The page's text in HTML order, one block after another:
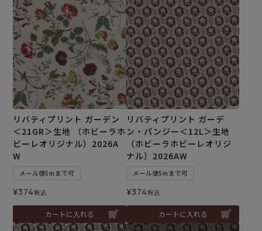
リバティプリント ガーデン
＜21GR＞生地 （ホビーラホ
ビーレオリジナル）2026A
W
メール便5mまで可
¥374税込
カートに入れる
リバティプリント ガーデ
ン・パンジー＜12L＞生地
（ホビーラホビーレオリジ
ナル）2026AW
メール便5mまで可
¥374税込
カートに入れる